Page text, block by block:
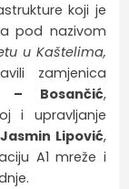
koji je
pod nazivom
u Kaštelima,
zamjenica
– Bosančić,
i upravljanje
Jasmin Lipović,
A1 mreže i